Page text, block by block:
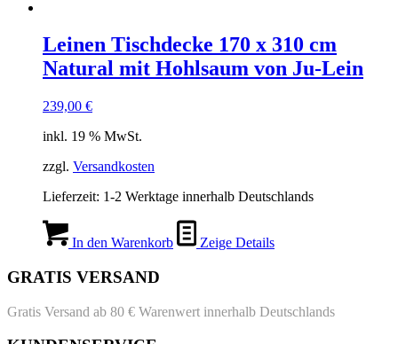
Leinen Tischdecke 170 x 310 cm
Natural mit Hohlsaum von Ju-Lein
239,00 €
inkl. 19 % MwSt.
zzgl. Versandkosten
Lieferzeit: 1-2 Werktage innerhalb Deutschlands
In den Warenkorb Zeige Details
GRATIS VERSAND
Gratis Versand ab 80 € Warenwert innerhalb Deutschlands